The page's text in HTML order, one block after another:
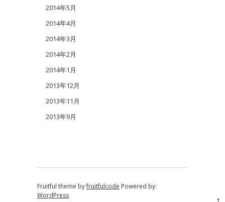
2014年5月
2014年4月
2014年3月
2014年2月
2014年1月
2013年12月
2013年11月
2013年9月
Fruitful theme byfruitfulcode Powered by:
WordPress